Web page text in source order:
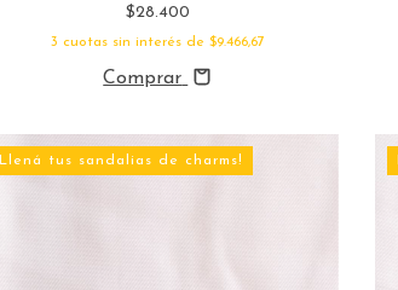
$28.400
3 cuotas sin interés de $9.466,67
Comprar
Llená tus sandalias de charms!